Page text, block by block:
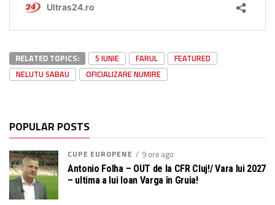
RELATED TOPICS: 5 IUNIE FARUL
FEATURED
NELUTU SABAU
OFICIALIZARE NUMIRE
POPULAR POSTS
CUPE EUROPENE 9 ore ago
Antonio Folha – OUT de la CFR Cluj!/ Vara lui 2027
– ultima a lui Ioan Varga în Gruia!